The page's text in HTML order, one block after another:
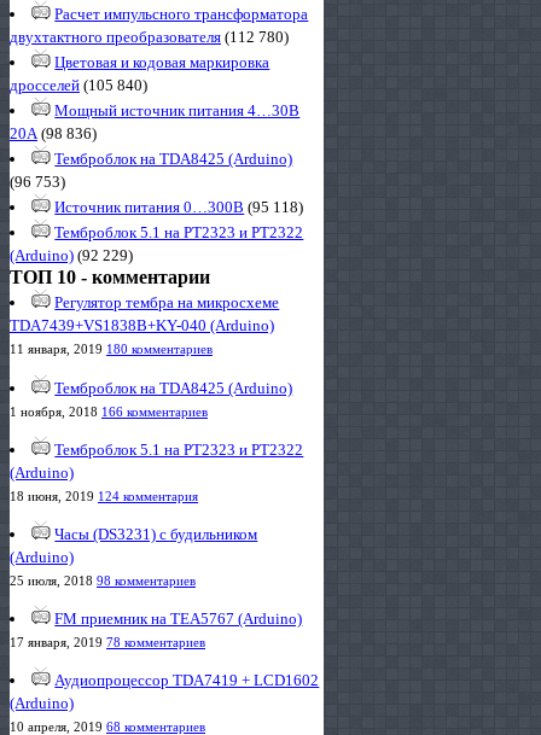
Расчет импульсного трансформатора
двухтактного преобразователя (112 780)
Цветовая и кодовая маркировка
дросселей (105 840)
Мощный источник питания 4…30В
20А(98 836)
Темброблок на TDA8425 (Arduino)
(96 753)
Источник питания 0…300В (95 118)
Темброблок 5.1 на PT2323 и PT2322
(Arduino) (92 229)
ТОП 10 - комментарии
Регулятор тембра на микросхеме
TDA7439+VS1838B+KY-040 (Arduino)
11 января, 2019 180 комментариев
Темброблок на TDA8425 (Arduino)
1 ноября, 2018 166 комментариев
Темброблок 5.1 на PT2323 и PT2322
(Arduino)
18 июня, 2019 124 комментария
Часы (DS3231) с будильником
(Arduino)
25 июля, 2018 98 комментариев
FM приемник на TEA5767 (Arduino)
17 января, 2019 78 комментариев
Аудиопроцессор TDA7419 + LCD1602
(Arduino)
10 апреля, 2019 68 комментариев